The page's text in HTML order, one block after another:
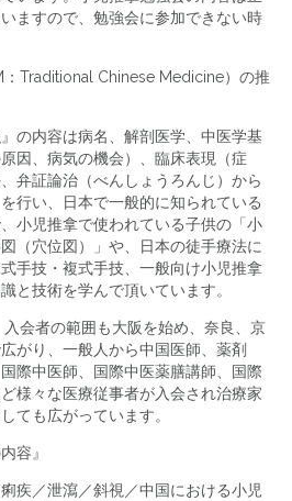
ますので、勉強会に参加できない時
Traditional Chinese Medicine）の推
の内容は病名、解剖医学、中医学基
因、病気の機会）、臨床表現（症
弁証論治（べんしょうろんじ）から
行い、日本で一般的に知られている
小児推拿で使われている子供の「小
（穴位図）」や、日本の徒手療法に
手技・複式手技、一般向け小児推拿
と技術を学んで頂いています。
会者の範囲も大阪を始め、奈良、京
がり、一般人から中国医師、薬剤
際中医師、国際中医薬膳講師、国際
様々な医療従事者が入会され治療家
ても広がっています。
容』
疾／泄瀉／斜視／中国における小児